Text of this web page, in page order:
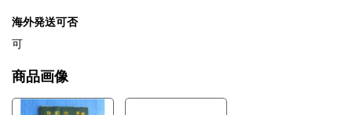
海外発送可否
可
商品画像